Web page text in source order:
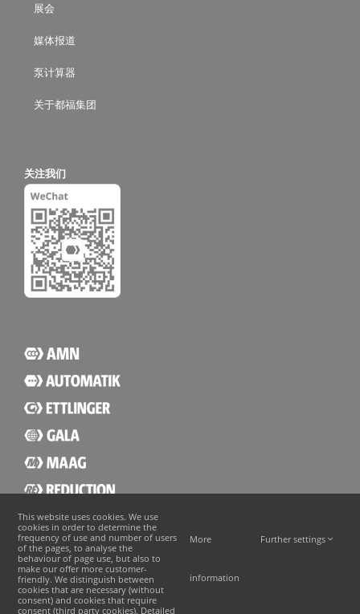
展会
媒体报道
泵计算器
关于都福集团
关注我们
This website uses cookies. We use
cookies in order to determine the
frequency of use and number of users
of the pages, to analyse the
behaviour of page use, but also to
make our offer more customer-
friendly. We distinguish between
cookies that are necessary (without
consent) and cookies that require
consent (third party cookies). Detailed
More
information
Further settings